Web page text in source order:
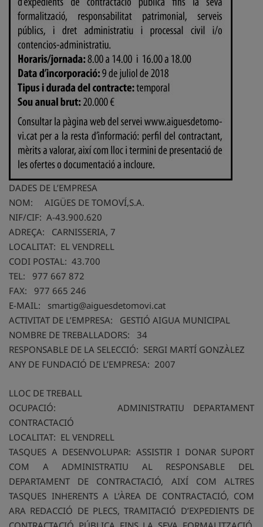
DADES DE L’EMPRESA
NOM: AIGÜES DE TOMOVÍ,S.A.
NIF/CIF: A-43.900.620
ADREÇA: CARNISSERIA, 7
LOCALITAT: EL VENDRELL
CODI POSTAL: 43.700
TEL: 977 667 872
FAX: 977 665 246
E-MAIL: smartig@aiguesdetomovi.cat
ACTIVITAT DE L’EMPRESA: GESTIÓ AIGUA MUNICIPAL
NOMBRE DE TREBALLADORS: 34
RESPONSABLE DE LA SELECCIÓ: SERGI MARTÍ GONZÀLEZ
ANY DE FUNDACIÓ DE L’EMPRESA: 2007
LLOC DE TREBALL
OCUPACIÓ: ADMINISTRATIU DEPARTAMENT
CONTRACTACIÓ
LOCALITAT: EL VENDRELL
TASQUES A DESENVOLUPAR: ASSISTIR I DONAR SUPORT
COM A ADMINISTRATIU AL RESPONSABLE DEL
DEPARTAMENT DE CONTRACTACIÓ, AIXÍ COM ALTRES
TASQUES INHERENTS A L’ÀREA DE CONTRACTACIÓ, COM
ARA REDACCIÓ DE PLECS, TRAMITACIÓ D’EXPEDIENTS DE